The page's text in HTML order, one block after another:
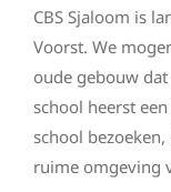
CBS Sjaloom is
Voorst. We
oude gebouw
school heerst
school
ruime omgeving